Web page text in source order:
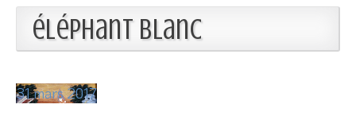
éléphant blanc
31 mars 2017